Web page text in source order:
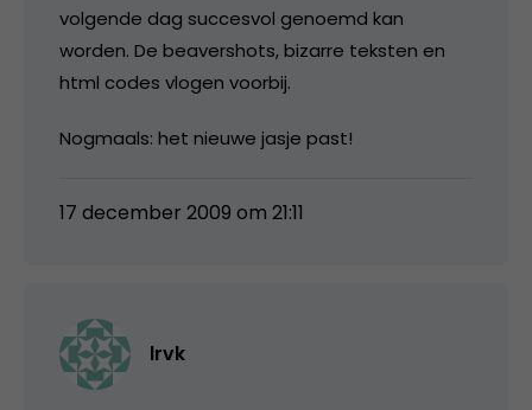
volgende dag succesvol genoemd kan
worden. De beavershots, bizarre teksten en
html codes vlogen voorbij.
Nogmaals: het nieuwe jasje past!
17 december 2009 om 21:11
lrvk